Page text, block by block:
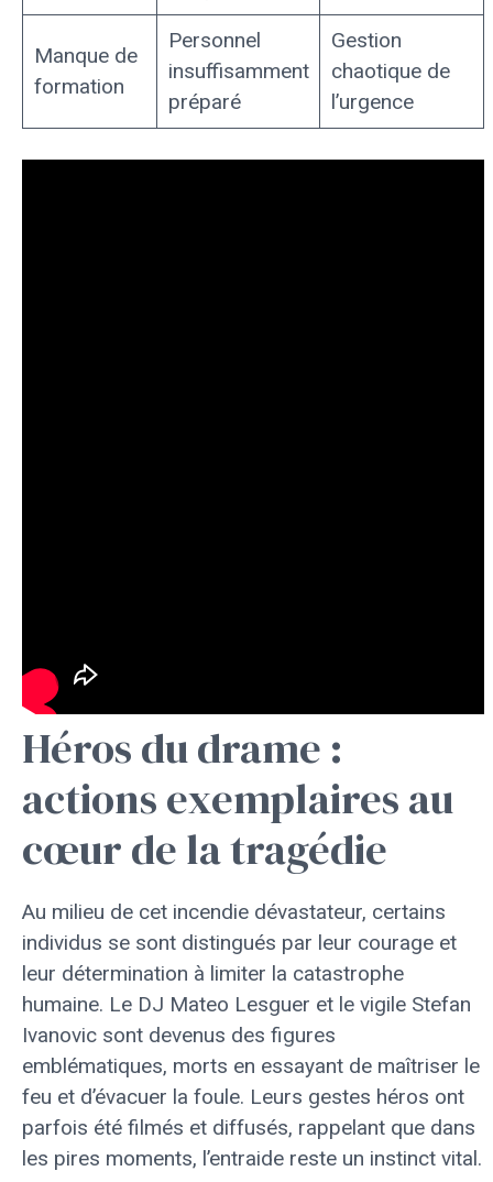
Manque de
formation
Personnel
insuffisamment
préparé
Gestion
chaotique de
l’urgence
Héros du drame :
actions exemplaires au
cœur de la tragédie
Au milieu de cet incendie dévastateur, certains
individus se sont distingués par leur courage et
leur détermination à limiter la catastrophe
humaine. Le DJ Mateo Lesguer et le vigile Stefan
Ivanovic sont devenus des figures
emblématiques, morts en essayant de maîtriser le
feu et d’évacuer la foule. Leurs gestes héros ont
parfois été filmés et diffusés, rappelant que dans
les pires moments, l’entraide reste un instinct vital.